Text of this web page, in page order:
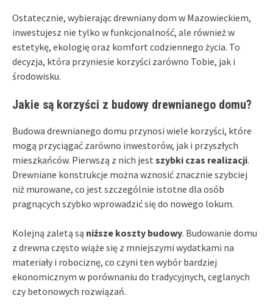
Ostatecznie, wybierając drewniany dom w Mazowieckiem,
inwestujesz nie tylko w funkcjonalność, ale również w
estetykę, ekologię oraz komfort codziennego życia. To
decyzja, która przyniesie korzyści zarówno Tobie, jak i
środowisku.
Jakie są korzyści z budowy drewnianego domu?
Budowa drewnianego domu przynosi wiele korzyści, które
mogą przyciągać zarówno inwestorów, jak i przyszłych
mieszkańców. Pierwszą z nich jest szybki czas realizacji.
Drewniane konstrukcje można wznosić znacznie szybciej
niż murowane, co jest szczególnie istotne dla osób
pragnących szybko wprowadzić się do nowego lokum.
Kolejną zaletą są niższe koszty budowy. Budowanie domu
z drewna często wiąże się z mniejszymi wydatkami na
materiały i robociznę, co czyni ten wybór bardziej
ekonomicznym w porównaniu do tradycyjnych, ceglanych
czy betonowych rozwiązań.